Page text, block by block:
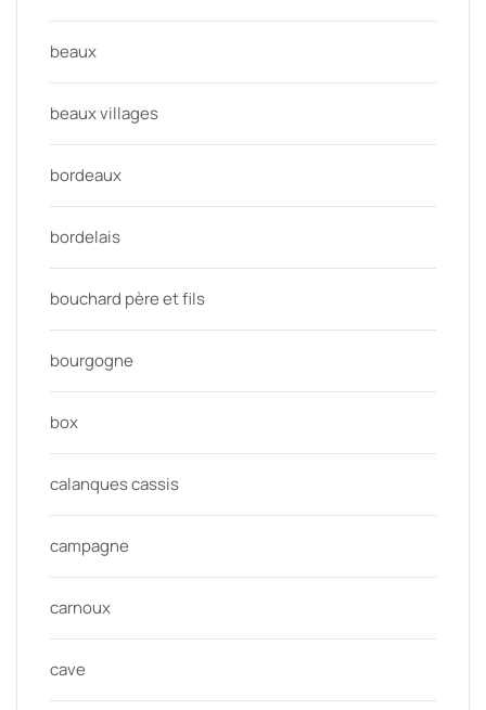
beaux
beaux villages
bordeaux
bordelais
bouchard père et fils
bourgogne
box
calanques cassis
campagne
carnoux
cave